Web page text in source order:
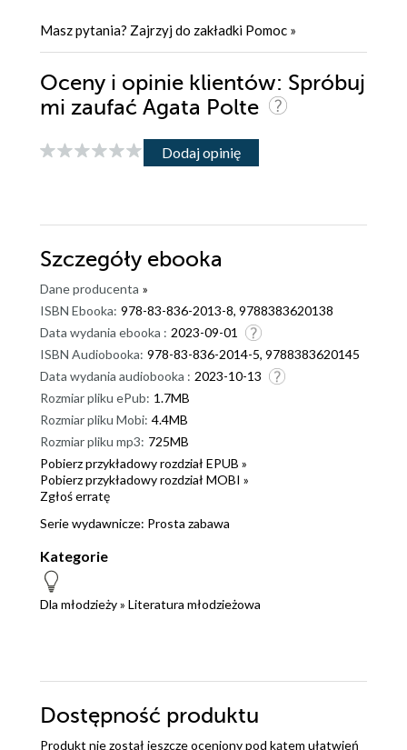
Masz pytania? Zajrzyj do zakładki Pomoc »
Oceny i opinie klientów: Spróbuj
mi zaufać Agata Polte
Dodaj opinię
Szczegóły ebooka
Dane producenta »
ISBN Ebooka: 978-83-836-2013-8, 9788383620138
Data wydania ebooka : 2023-09-01
ISBN Audiobooka: 978-83-836-2014-5, 9788383620145
Data wydania audiobooka : 2023-10-13
Rozmiar pliku ePub: 1.7MB
Rozmiar pliku Mobi: 4.4MB
Rozmiar pliku mp3: 725MB
Pobierz przykładowy rozdział EPUB »
Pobierz przykładowy rozdział MOBI »
Zgłoś erratę
Serie wydawnicze: Prosta zabawa
Kategorie
Dla młodzieży» Literatura młodzieżowa
Dostępność produktu
Produkt nie został jeszcze oceniony pod kątem ułatwień